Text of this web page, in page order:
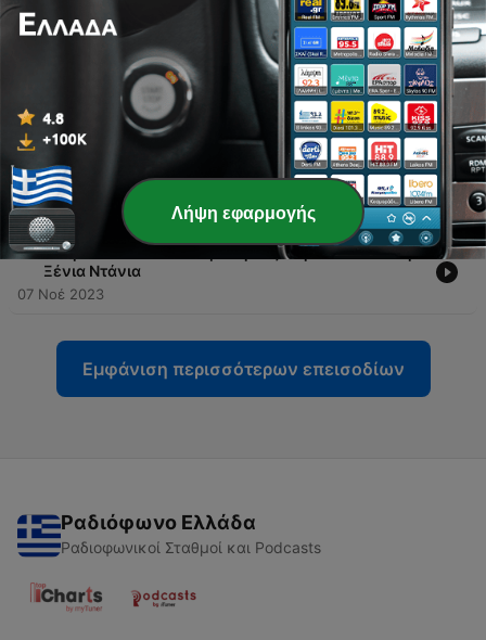
Ξένια Ντάνια
27 Μάρ 2024
«Θέραπι The Vidcast» με την Τζένη Μελιτά και την
Ξένια Ντάνια
20 Μάρ 2024
5 - «Θέραπι The Vidcast» με την Τζένη Μελιτά και την
Ξένια Ντάνια
08 Μάρ 2024
4 - «Θέραπι The Vidcast» με την Τζένη Μελιτά και την
Ξένια Ντάνια
07 Νοέ 2023
Εμφάνιση περισσότερων επεισοδίων
Ραδιόφωνο Ελλάδα
Ραδιοφωνικοί Σταθμοί και Podcasts
Λήψη εφαρμογής